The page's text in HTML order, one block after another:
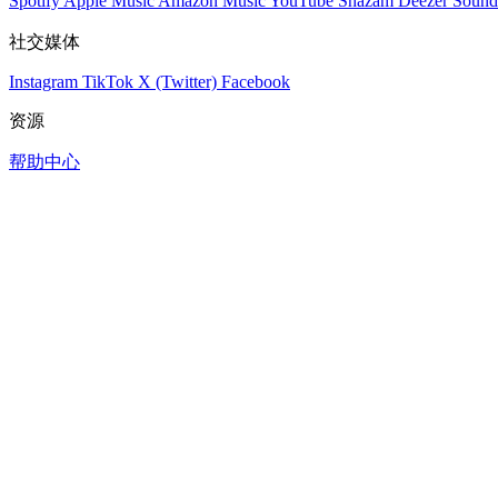
社交媒体
Instagram TikTok X (Twitter) Facebook
资源
帮助中心